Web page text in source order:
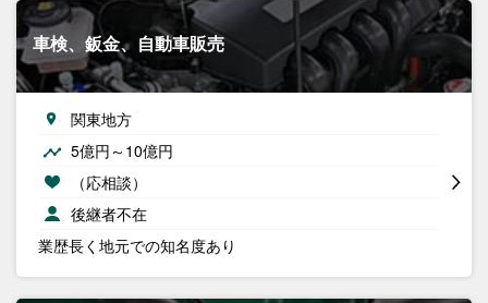
車検、鈑金、自動車販売
関東地方
5億円～10億円
（応相談）
後継者不在
業歴長く地元での知名度あり